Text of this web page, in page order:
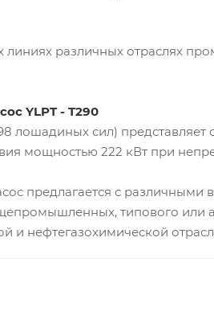
различных отраслях
YLPT - T290
лошадиных сил)
мощностью 222 кВт при
предлагается с различными
типового или
и нефтегазохимической